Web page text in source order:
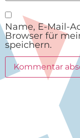
Name, E-Mail-
Browser für
speichern.